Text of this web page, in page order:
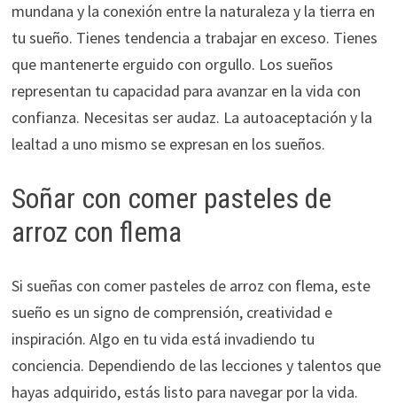
mundana y la conexión entre la naturaleza y la tierra en
tu sueño. Tienes tendencia a trabajar en exceso. Tienes
que mantenerte erguido con orgullo. Los sueños
representan tu capacidad para avanzar en la vida con
confianza. Necesitas ser audaz. La autoaceptación y la
lealtad a uno mismo se expresan en los sueños.
Soñar con comer pasteles de
arroz con flema
Si sueñas con comer pasteles de arroz con flema, este
sueño es un signo de comprensión, creatividad e
inspiración. Algo en tu vida está invadiendo tu
conciencia. Dependiendo de las lecciones y talentos que
hayas adquirido, estás listo para navegar por la vida.